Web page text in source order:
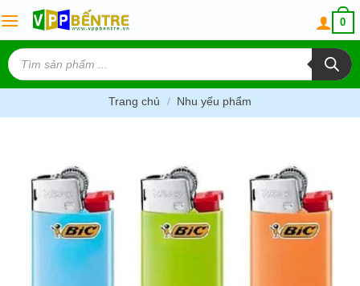
to
content
0
Tìm
kiếm
sản
phẩm
Trang chủ / Nhu yếu phẩm